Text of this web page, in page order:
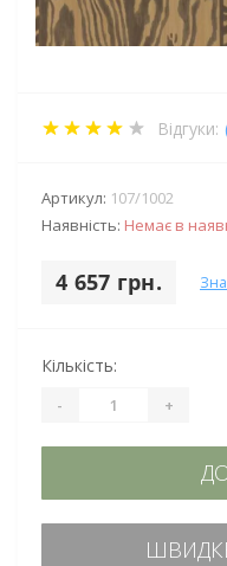
Відгуки:
Артикул: 107/1002
Наявність: Немає в
4 657 грн.
Кількість:
- +